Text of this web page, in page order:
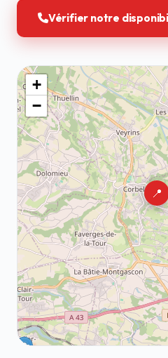
Vérifier notre
📍
+
−